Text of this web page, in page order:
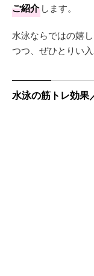
ご紹介 します。
水泳ならではの嬉
つつ、ぜひとりい
水泳の筋トレ効果